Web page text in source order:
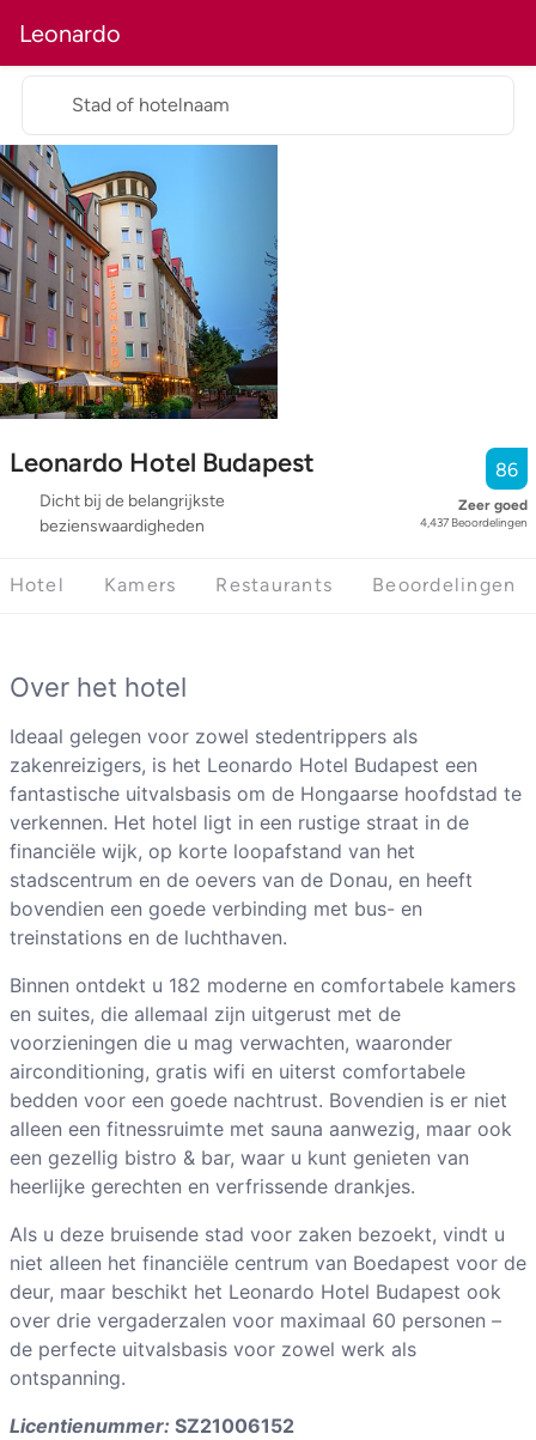
Leonardo
Leonardo Hotel Budapest
Dicht bij de belangrijkste
bezienswaardigheden
86
Zeer goed
4,437 Beoordelingen
Stad of hotelnaam
Hotel Kamers Restaurants Beoordelingen
Over het hotel
Ideaal gelegen voor zowel stedentrippers als
zakenreizigers, is het Leonardo Hotel Budapest een
fantastische uitvalsbasis om de Hongaarse hoofdstad te
verkennen. Het hotel ligt in een rustige straat in de
financiële wijk, op korte loopafstand van het
stadscentrum en de oevers van de Donau, en heeft
bovendien een goede verbinding met bus- en
treinstations en de luchthaven.
Binnen ontdekt u 182 moderne en comfortabele kamers
en suites, die allemaal zijn uitgerust met de
voorzieningen die u mag verwachten, waaronder
airconditioning, gratis wifi en uiterst comfortabele
bedden voor een goede nachtrust. Bovendien is er niet
alleen een fitnessruimte met sauna aanwezig, maar ook
een gezellig bistro & bar, waar u kunt genieten van
heerlijke gerechten en verfrissende drankjes.
Als u deze bruisende stad voor zaken bezoekt, vindt u
niet alleen het financiële centrum van Boedapest voor de
deur, maar beschikt het Leonardo Hotel Budapest ook
over drie vergaderzalen voor maximaal 60 personen –
de perfecte uitvalsbasis voor zowel werk als
ontspanning.
Licentienummer: SZ21006152